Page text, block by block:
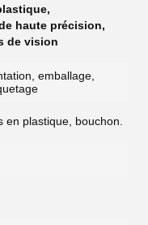
,
haute précision,
de vision
emballage,
en plastique, bouchon.